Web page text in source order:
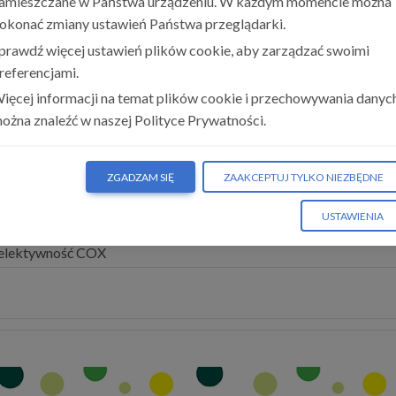
zapalenia i bólu.
w OUN (prawdopodobny mechanizm działania
Czytaj pełny tekst
COX
zmiany ustawień Państwa przeglądarki.
więcej ustawień plików cookie, aby zarządzać swoimi
informacji na temat plików cookie i przechowywania
znaleźć w naszej Polityce Prywatności.
ZGADZAM SIĘ ZAAKCEPTUJ TYLKO NIEZBĘDNE
USTAWIENIA